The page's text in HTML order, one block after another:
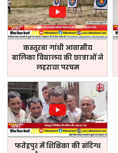
कस्तूरबा गांधी आवासीय
बालिका विद्यालय की छात्राओं ने
लहराया परचम
फतेहपुर में शिक्षिका की संदिग्ध